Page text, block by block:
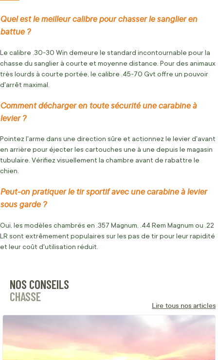
Quel est le meilleur calibre pour chasser le sanglier en
battue ?
Le calibre .30-30 Win demeure le standard incontournable pour la
chasse du sanglier à courte et moyenne distance. Pour des animaux
très lourds à courte portée, le calibre .45-70 Gvt offre un pouvoir
d'arrêt maximal.
Comment décharger en toute sécurité une carabine à
levier ?
Pointez l'arme dans une direction sûre et actionnez le levier d'avant
en arrière pour éjecter les cartouches une à une depuis le magasin
tubulaire. Vérifiez visuellement la chambre avant de rabattre le
chien.
Peut-on pratiquer le tir sportif avec une carabine à levier
sous garde ?
Oui, les modèles chambrés en .357 Magnum, .44 Rem Magnum ou .22
LR sont extrêmement populaires sur les pas de tir pour leur rapidité
et leur coût d'utilisation réduit.
NOS CONSEILS
CHASSE
Lire tous nos articles